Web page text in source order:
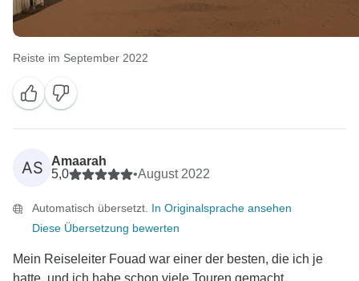
Reiste im September 2022
AS
Amaarah
5,0
•August 2022
Automatisch übersetzt. In Originalsprache ansehen
Diese Übersetzung bewerten
Mein Reiseleiter Fouad war einer der besten, die ich je